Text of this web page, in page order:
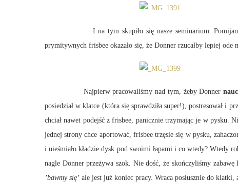
I na tym skupiło się nasze seminarium. Pomijam to, że
prymitywnych frisbee okazało się, że Donner rzucałby lepiej ode
Najpierw pracowaliśmy nad tym, żeby Donner
posiedział w klatce (która się sprawdziła super!), postresował
chciał nawet podejść z frisbee, panicznie trzymając je w pysku.
jednej strony chce aportować, frisbee trzęsie się w pysku,
i nieśmiało kładzie dysk pod swoimi łapami i co wtedy? Wtedy
nagle Donner przeżywa szok. Nie dość, że skończyliśmy
’bawmy się’ ale jest już koniec pracy. Wraca posłusznie do